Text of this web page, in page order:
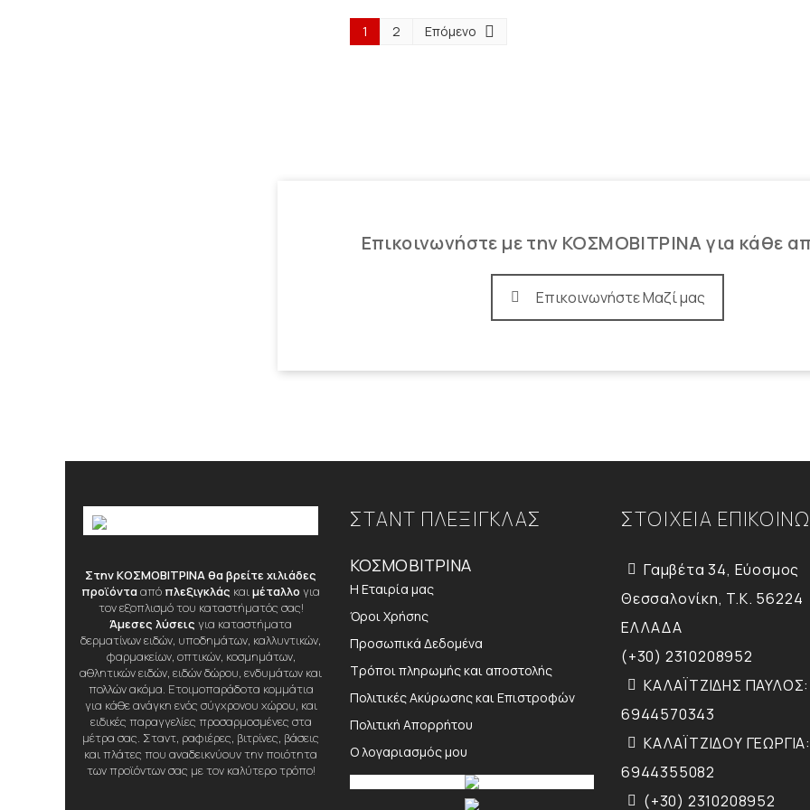
1 2 Επόμενο
Επικοινωνήστε με την ΚΟΣΜΟΒΙΤΡΙΝΑ για κάθε
Επικοινωνήστε Μαζί μας
Στην ΚΟΣΜΟΒΙΤΡΙΝΑ θα βρείτε χιλιάδες
προϊόντααπό πλεξιγκλάς καιμέταλλο για
τον εξοπλισμό του καταστήματός σας!
Άμεσες λύσεις για καταστήματα
δερματίνων ειδών, υποδημάτων, καλλυντικών,
φαρμακείων, οπτικών, κοσμημάτων,
αθλητικών ειδών, ειδών δώρου, ενδυμάτων και
πολλών ακόμα. Ετοιμοπαράδοτα κομμάτια
για κάθε ανάγκη ενός σύγχρονου χώρου, και
ειδικές παραγγελίες προσαρμοσμένες στα
μέτρα σας. Σταντ, ραφιέρες, βιτρίνες, βάσεις
και πλάτες που αναδεικνύουν την ποιότητα
των προϊόντων σας με τον καλύτερο τρόπο!
ΣΤΑΝΤ ΠΛΕΞΙΓΚΛΑΣ
ΚΟΣΜΟΒΙΤΡΙΝΑ
Η Εταιρία μας
Όροι Χρήσης
Προσωπικά Δεδομένα
Τρόποι πληρωμής και αποστολής
Πολιτικές Ακύρωσης και Επιστροφών
Πολιτική Απορρήτου
Ο λογαριασμός μου
ΣΤΟΙΧΕΙΑ
Γαμβέτα 34, Εύοσμος
Θεσσαλονίκη, T.K. 56224
ΕΛΛΑΔΑ
(+30) 2310208952
ΚΑΛΑΪΤΖΙΔΗΣ
6944570343
ΚΑΛΑΪΤΖΙΔΟΥ
6944355082
(+30) 2310208952